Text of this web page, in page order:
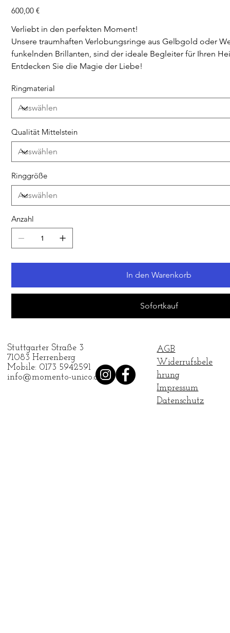
Preis
600,00 €
Verliebt in den perfekten Moment!
Unsere traumhaften Verlobungsringe aus Gelbgold oder
funkelnden Brillanten, sind der ideale Begleiter für Ihren
Entdecken Sie die Magie der Liebe!
Ringmaterial
Qualität Mittelstein
Ringgröße
Anzahl
In den Warenkorb
Sofortkauf
Stuttgarter Straße 3
71083 Herrenberg
Mobile: 0173 5942591
info@momento-unico.de
AGB
Widerrufsbele
hrung
Impressum
Datenschutz